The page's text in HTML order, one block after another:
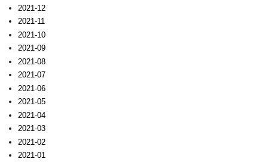
2021-12
2021-11
2021-10
2021-09
2021-08
2021-07
2021-06
2021-05
2021-04
2021-03
2021-02
2021-01